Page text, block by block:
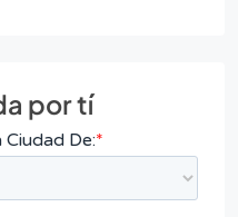
por tí